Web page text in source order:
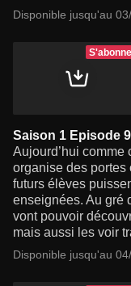
Disponible jusqu'au
Saison 1 Episode 9
Aujourd’hui comme
organise des portes
futurs élèves
enseignées. Au gré
vont pouvoir
mais aussi les voir
Disponible jusqu'au